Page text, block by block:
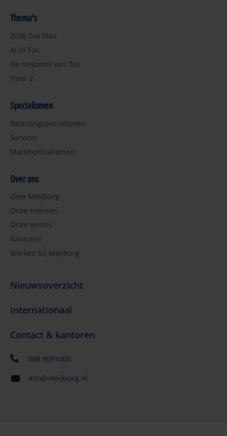
Thema's
2026 Tax Plan
AI in Tax
De toekomst van Tax
Pijler 2
Specialismen
Belastingspecialismen
Services
Marktspecialismen
Over ons
Over Meijburg
Onze mensen
Onze kennis
Kantoren
Werken bij Meijburg
Nieuwsoverzicht
Internationaal
Contact & kantoren
088 9091000
info@meijburg.nl